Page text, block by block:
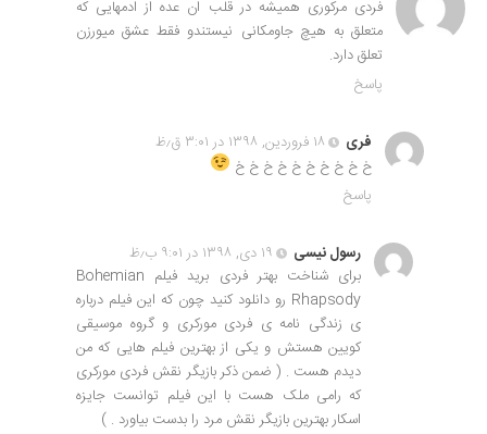
فردی مرکوری همیشه در قلب ان عده از ادمهایی که
متعلق به هیچ جاومکانی نیستندو فقط عشق میورزن
تعلق دارد.
پاسخ
فری
۱۸ فروردین, ۱۳۹۸ در ۳:۰۱ ق٫ظ
خ خ خ خ خ خ خ خ خ خ
پاسخ
رسول نیسی
۱۹ دی, ۱۳۹۸ در ۹:۰۱ ب٫ظ
برای شناخت بهتر فردی برید فیلم Bohemian
Rhapsody رو دانلود کنید چون که این فیلم درباره
ی زندگی نامه ی فردی مورکری و گروه موسیقی
کویین هستش و یکی از بهترین فیلم هایی که من
دیدم هست . ( ضمن ذکر بازیگر نقش فردی مورکری
که رامی ملک هست با این فیلم توانست جایزه
اسکار بهترین بازیگر نقش مرد را بدست بیاورد . )